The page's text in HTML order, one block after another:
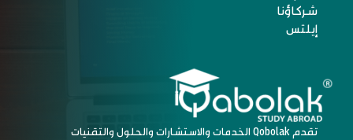
شركاؤنا
إيلتس
تقدم Qobolak الخدمات والاستشارات والحلول والتقنيات